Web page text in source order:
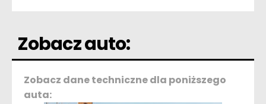
Zobacz auto:
Zobacz dane techniczne dla poniższego
auta: